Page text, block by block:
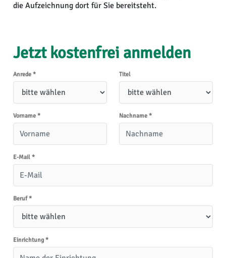
die Aufzeichnung dort für Sie bereitsteht.
Jetzt kostenfrei anmelden
Anrede * Titel
Vorname * Nachname *
E-Mail *
Beruf*
Einrichtung *